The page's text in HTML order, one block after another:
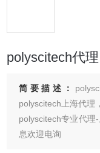
polyscitech代理
简要描述：
polyscitech上海代理
polyscitech专业代理
息欢迎电询